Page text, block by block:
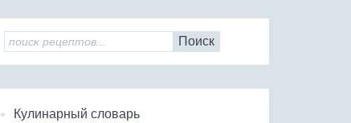
Поиск
Кулинарный словарь